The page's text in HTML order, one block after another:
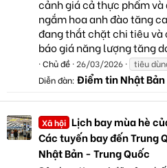
cảnh giá cả thực phẩm
ngắm hoa anh đào tăng
đang thắt chặt chi tiêu và
báo giá năng lượng tăng
Chủ đề 26/03/2026 tiêu
Diễn đàn: Điểm tin Nhật Bản
Xã hội Lịch bay mùa hè
Các tuyến bay đến Trung
Nhật Bản - Trung Quốc